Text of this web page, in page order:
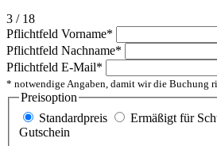
3 / 18
Pflichtfeld Vorname*
Pflichtfeld Nachname*
Pflichtfeld E-Mail*
* notwendige Angaben, damit wir die Buchung
Preisoption
Standardpreis
Ermäßigt für
Gutschein